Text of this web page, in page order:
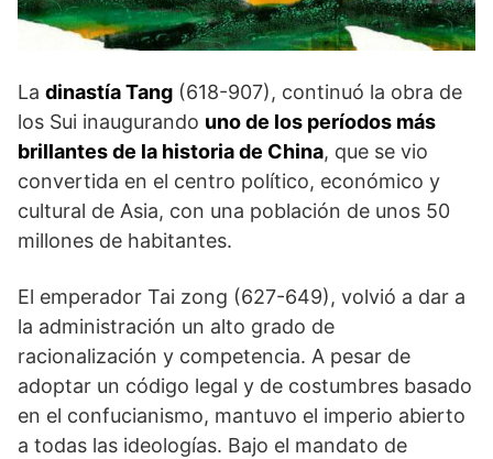
La dinastía Tang (618-907), continuó la obra de
los Sui inaugurando uno de los períodos más
brillantes de la historia de China, que se vio
convertida en el centro político, económico y
cultural de Asia, con una población de unos 50
millones de habitantes.
El emperador Tai zong (627-649), volvió a dar a
la administración un alto grado de
racionalización y competencia. A pesar de
adoptar un código legal y de costumbres basado
en el confucianismo, mantuvo el imperio abierto
a todas las ideologías. Bajo el mandato de